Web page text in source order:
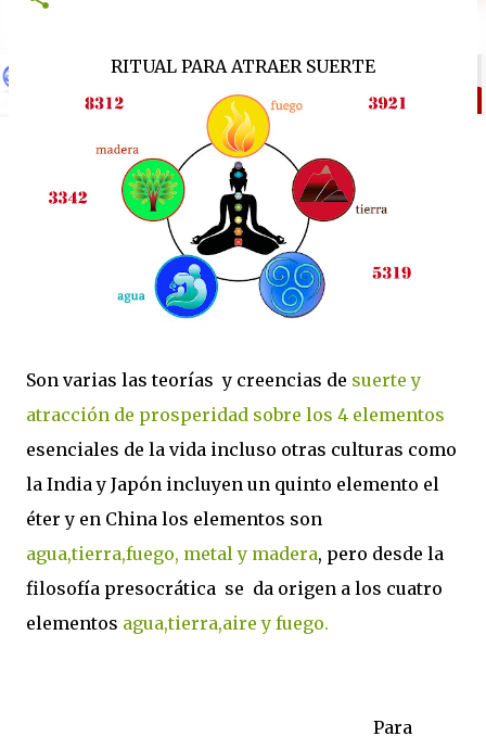
RITUAL PARA ATRAER SUERTE
Son varias las teorías y creencias de suerte y
atracción de prosperidad sobre los 4 elementos
esenciales de la vida incluso otras culturas como
la India y Japón incluyen un quinto elemento el
éter y en China los elementos son
agua,tierra,fuego, metal y madera, pero desde la
filosofía presocrática se da origen a los cuatro
elementos agua,tierra,aire y fuego.
Para